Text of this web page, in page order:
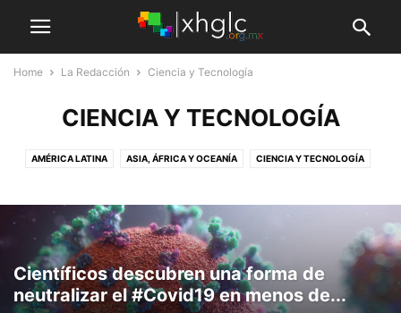
Home La Redacción Ciencia y Tecnología
CIENCIA Y TECNOLOGÍA
AMÉRICA LATINA ASIA, ÁFRICA Y OCEANÍA CIENCIA Y TECNOLOGÍA
MÉXICO USA Y EUROPA
Científicos descubren una forma de
neutralizar el #Covid19 en menos de...